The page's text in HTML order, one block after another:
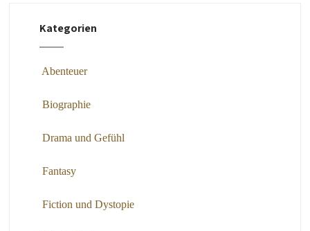
Kategorien
Abenteuer
Biographie
Drama und Gefühl
Fantasy
Fiction und Dystopie